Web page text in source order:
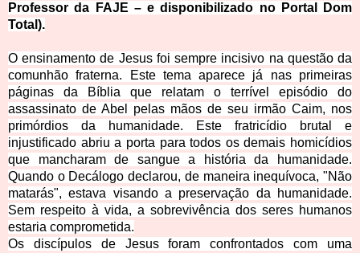
Professor da FAJE – e disponibilizado no Portal Dom
Total).
O ensinamento de Jesus foi sempre incisivo na questão da
comunhão fraterna. Este tema aparece já nas primeiras
páginas da Bíblia que relatam o terrível episódio do
assassinato de Abel pelas mãos de seu irmão Caim, nos
primórdios da humanidade. Este fratricídio brutal e
injustificado abriu a porta para todos os demais homicídios
que mancharam de sangue a história da humanidade.
Quando o Decálogo declarou, de maneira inequívoca, "Não
matarás", estava visando a preservação da humanidade.
Sem respeito à vida, a sobrevivência dos seres humanos
estaria comprometida.
Os discípulos de Jesus foram confrontados com uma